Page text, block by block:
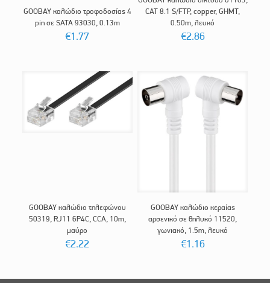
GOOBAY καλώδιο τροφοδοσίας 4
pin σε SATA 93030, 0.13m
€1.77
CAT 8.1 S/FTP, copper, GHMT,
0.50m, λευκό
€2.86
GOOBAY καλώδιο τηλεφώνου
50319, RJ11 6P4C, CCA, 10m,
μαύρο
€2.22
GOOBAY καλώδιο κεραίας
αρσενικό σε θηλυκό 11520,
γωνιακό, 1.5m, λευκό
€1.16